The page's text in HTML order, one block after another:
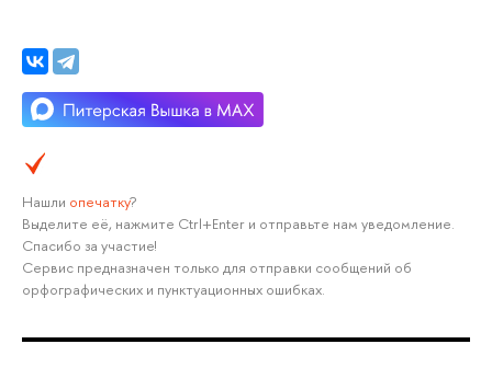
Нашли опечатку?
Выделите её, нажмите Ctrl+Enter и отправьте нам уведомление.
Спасибо за участие!
Сервис предназначен только для отправки сообщений об
орфографических и пунктуационных ошибках.